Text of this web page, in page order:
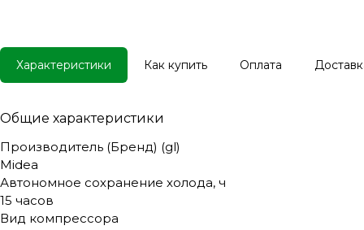
Характеристики Как купить Оплата
Общие характеристики
Производитель (Бренд) (gl)
Midea
Автономное сохранение холода, ч
15 часов
Вид компрессора